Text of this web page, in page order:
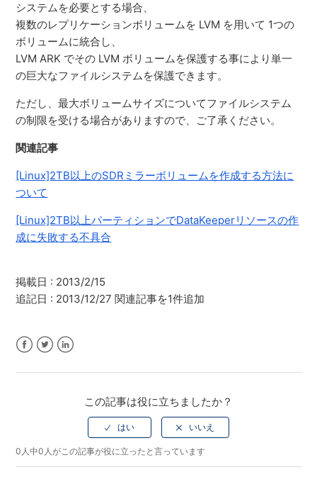
システムを必要とする場合、
複数のレプリケーションボリュームを LVM を用いて 1つの
ボリュームに統合し、
LVM ARK でその LVM ボリュームを保護する事により単一
の巨大なファイルシステムを保護できます。
ただし、最大ボリュームサイズについてファイルシステム
の制限を受ける場合がありますので、ご了承ください。
関連記事
[Linux]2TB以上のSDRミラーボリュームを作成する方法に
ついて
[Linux]2TB以上パーティションでDataKeeperリソースの作
成に失敗する不具合
掲載日 : 2013/2/15
追記日 : 2013/12/27 関連記事を1件追加
この記事は役に立ちましたか？
0人中0人がこの記事が役に立ったと言っています